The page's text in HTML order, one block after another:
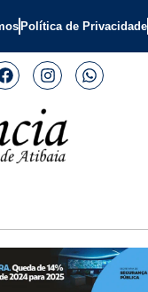
Política de Privacidade